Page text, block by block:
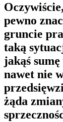
pewno
gruncie
taką
jakąś
nawet nie
żąda